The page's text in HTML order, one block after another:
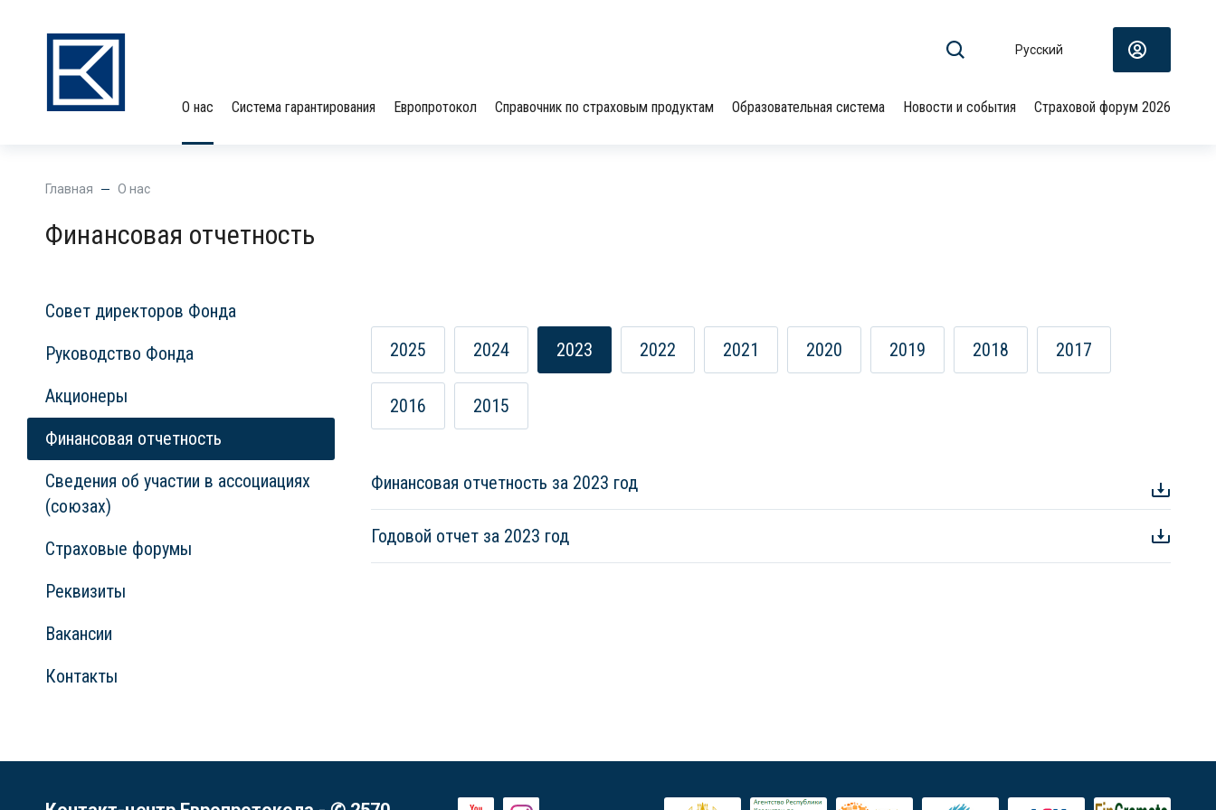
Русский
О нас Система гарантирования Европротокол Справочник по страховым продуктам Образовательная система Новости и события Страховой форум 2026
Главная О нас
Финансовая отчетность
Совет директоров Фонда
Руководство Фонда
Акционеры
Финансовая отчетность
Сведения об участии в ассоциациях
(союзах)
Страховые форумы
Реквизиты
Вакансии
Контакты
2025 2024 2023 2022 2021 2020 2019 2018 2017
2016 2015
Финансовая отчетность за 2023 год
Годовой отчет за 2023 год